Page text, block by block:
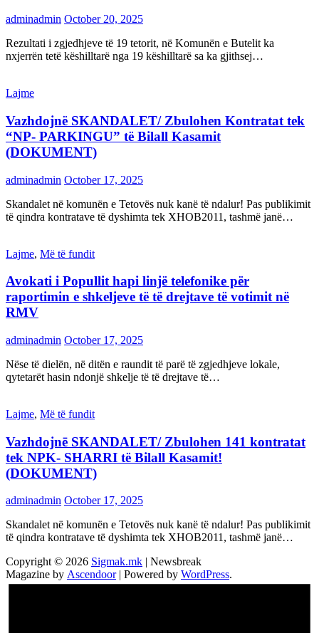
adminadmin October 20, 2025
Rezultati i zgjedhjeve të 19 tetorit, në Komunën e Butelit ka
nxjerrën tetë këshilltarë nga 19 këshilltarë sa ka gjithsej…
Lajme
Vazhdojnë SKANDALET/ Zbulohen Kontratat tek
“NP- PARKINGU” të Bilall Kasamit
(DOKUMENT)
adminadmin October 17, 2025
Skandalet në komunën e Tetovës nuk kanë të ndalur! Pas publikimit
të qindra kontratave të dyshimta tek XHOB2011, tashmë janë…
Lajme, Më të fundit
Avokati i Popullit hapi linjë telefonike për
raportimin e shkeljeve të të drejtave të votimit në
RMV
adminadmin October 17, 2025
Nëse të dielën, në ditën e raundit të parë të zgjedhjeve lokale,
qytetarët hasin ndonjë shkelje të të drejtave të…
Lajme, Më të fundit
Vazhdojnē SKANDALET/ Zbulohen 141 kontratat
tek NPK- SHARRI të Bilall Kasamit!
(DOKUMENT)
adminadmin October 17, 2025
Skandalet në komunën e Tetovës nuk kanë të ndalur! Pas publikimit
të qindra kontratave të dyshimta tek XHOB2011, tashmë janë…
Copyright © 2026 Sigmak.mk | Newsbreak
Magazine by Ascendoor| Powered by WordPress.